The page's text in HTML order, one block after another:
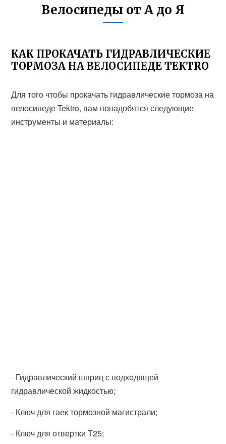
Велосипеды от А до Я
КАК ПРОКАЧАТЬ ГИДРАВЛИЧЕСКИЕ
ТОРМОЗА НА ВЕЛОСИПЕДЕ TEKTRO
Для того чтобы прокачать гидравлические тормоза на
велосипеде Tektro, вам понадобятся следующие
инструменты и материалы:
- Гидравлический шприц с подходящей
гидравлической жидкостью;
- Ключ для гаек тормозной магистрали;
- Ключ для отвертки Т25;